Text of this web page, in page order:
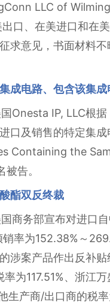
LLC of
口、在美进口和在
求意见，书面材料
成电路、包含该集
Onesta IP, LLC根
口及销售的特定集
Containing the
告。
酯双反终裁
商务部宣布对进口
率为152.38%～
涉案产品作出反补
为117.51%、浙江
生产商/出口商的税